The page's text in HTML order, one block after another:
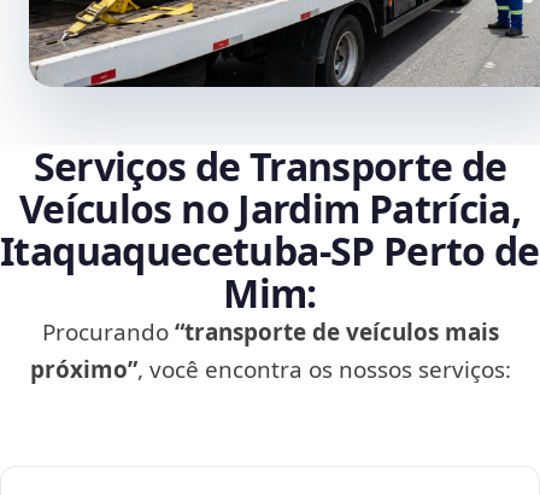
Serviços de Transporte de
Veículos no Jardim Patrícia,
Itaquaquecetuba‑SP Perto de
Mim:
Procurando“transporte de veículos mais
próximo”, você encontra os nossos serviços: